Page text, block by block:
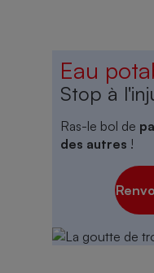
Eau
Stop à
Ras-le bol de
des autres !